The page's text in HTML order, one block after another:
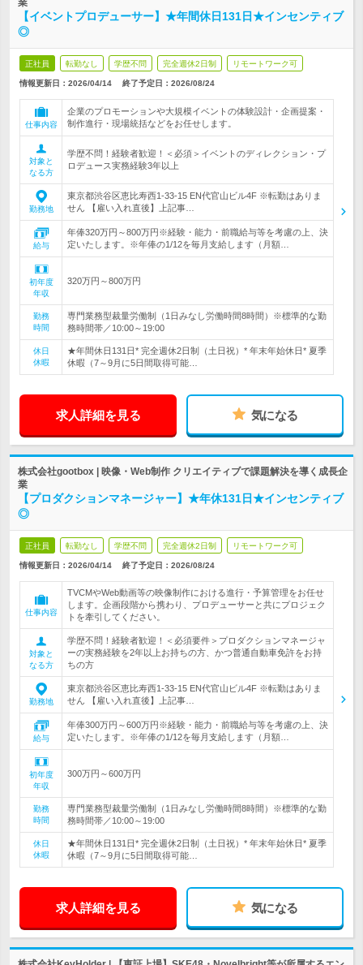
業
【イベントプロデューサー】★年間休日131日★インセンティブ
◎
正社員 転勤なし 学歴不問 完全週休2日制 リモートワーク可
情報更新日：2026/04/14 終了予定日： 2026/08/24
仕事内容
企業のプロモーションや大規模イベントの体験設計・企画提案・
制作進行・現場統括などをお任せします。
対象と
なる方
学歴不問！経験者歓迎！＜必須＞イベントのディレクション・プ
ロデュース実務経験3年以上
勤務地
東京都渋谷区恵比寿西1-33-15 EN代官山ビル4F ※転勤はありま
せん 【雇い入れ直後】上記事…
給与
年俸320万円～800万円※経験・能力・前職給与等を考慮の上、決
定いたします。※年俸の1/12を毎月支給します（月額…
初年度
年収
320万円～800万円
勤務
時間
専門業務型裁量労働制（1日みなし労働時間8時間）※標準的な勤
務時間帯／10:00～19:00
休日
休暇
★年間休日131日* 完全週休2日制（土日祝）* 年末年始休日* 夏季
休暇（7～9月に5日間取得可能…
求人詳細を見る 気になる
株式会社gootbox | 映像・Web制作 クリエイティブで課題解決を導く成長企
業
【プロダクションマネージャー】★年休131日★インセンティブ
◎
正社員 転勤なし 学歴不問 完全週休2日制 リモートワーク可
情報更新日：2026/04/14 終了予定日： 2026/08/24
仕事内容
TVCMやWeb動画等の映像制作における進行・予算管理をお任せ
します。企画段階から携わり、プロデューサーと共にプロジェク
トを牽引してください。
対象と
なる方
学歴不問！経験者歓迎！＜必須要件＞プロダクションマネージャ
ーの実務経験を2年以上お持ちの方、かつ普通自動車免許をお持
ちの方
勤務地
東京都渋谷区恵比寿西1-33-15 EN代官山ビル4F ※転勤はありま
せん 【雇い入れ直後】上記事…
給与
年俸300万円～600万円※経験・能力・前職給与等を考慮の上、決
定いたします。※年俸の1/12を毎月支給します（月額…
初年度
年収
300万円～600万円
勤務
時間
専門業務型裁量労働制（1日みなし労働時間8時間）※標準的な勤
務時間帯／10:00～19:00
休日
休暇
★年間休日131日* 完全週休2日制（土日祝）* 年末年始休日* 夏季
休暇（7～9月に5日間取得可能…
求人詳細を見る 気になる